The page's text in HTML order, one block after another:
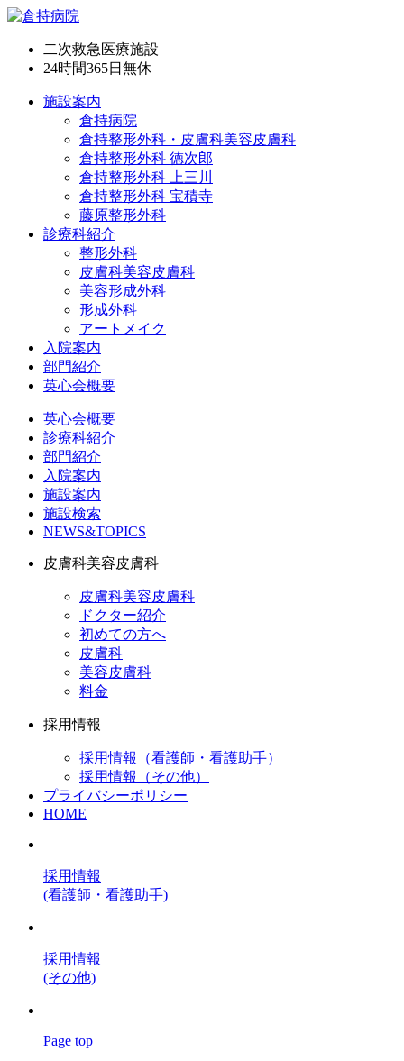
二次救急医療施設
24時間365日 無休
施設案内
倉持病院
倉持整形外科・皮膚科美容皮膚科
倉持整形外科 徳次郎
倉持整形外科 上三川
倉持整形外科 宝積寺
藤原整形外科
診療科紹介
整形外科
皮膚科美容皮膚科
美容形成外科
形成外科
アートメイク
入院案内
部門紹介
英心会概要
英心会概要
診療科紹介
部門紹介
入院案内
施設案内
施設検索
NEWS&TOPICS
皮膚科美容皮膚科
皮膚科美容皮膚科
ドクター紹介
初めての方へ
皮膚科
美容皮膚科
料金
採用情報
採用情報（看護師・看護助手）
採用情報（その他）
プライバシーポリシー
HOME
採用情報
(看護師・看護助手)
採用情報
(その他)
Page top